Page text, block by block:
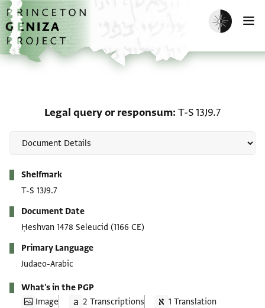
Skip to main content
home
Enable dark
Legal query or responsum T-S 13J9.7
Shelfmark
T-S 13J9.7
Document Date
Ḥeshvan 1478 Seleucid (1166 CE)
Primary Language
Judaeo-Arabic
What's in the PGP
Image
2 Transcriptions 1 Translation